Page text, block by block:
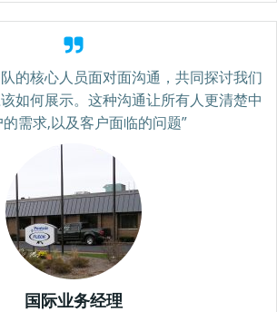
的核心人员面对面沟通，共同探讨我们
如何展示。这种沟通让所有人更清楚中
需求,以及客户面临的问题”
国际业务经理